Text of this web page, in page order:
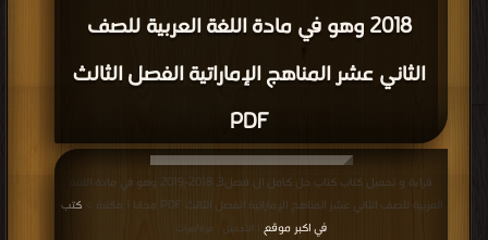
2018 وهو في مادة اللغة العربية للصف
الثاني عشر المناهج الإماراتية الفصل الثالث
PDF
قراءة و تحميل كتاب كتاب حل كامل ال فصل3, 2018-2019 وهو في مادة اللغة
العربية للصف الثاني عشر المناهج الإماراتية الفصل الثالث PDF مجانا | مكتبة >
كتب
في اكبر موقع
| التحميل : مرة/مرات